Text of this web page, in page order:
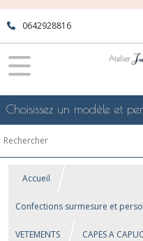
0642928816
Accueil
Confections surmesure et
VETEMENTS CAPES A